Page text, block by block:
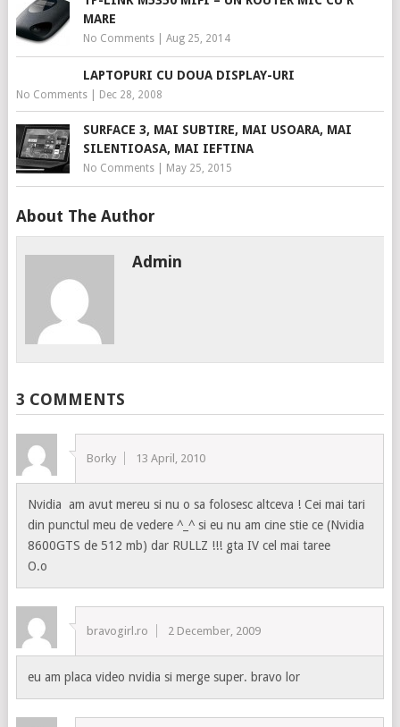
MARE
No Comments| Aug 25, 2014
LAPTOPURI CU DOUA DISPLAY-URI
No Comments| Dec 28, 2008
SURFACE 3, MAI SUBTIRE, MAI USOARA, MAI
SILENTIOASA, MAI IEFTINA
No Comments| May 25, 2015
About The Author
Admin
3 COMMENTS
Borky 13 April, 2010
Nvidia am avut mereu si nu o sa folosesc altceva ! Cei mai tari
din punctul meu de vedere ^_^ si eu nu am cine stie ce (Nvidia
8600GTS de 512 mb) dar RULLZ !!! gta IV cel mai taree
O.o
bravogirl.ro 2 December, 2009
eu am placa video nvidia si merge super. bravo lor